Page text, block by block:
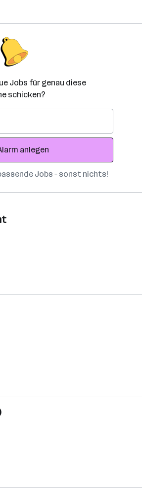
Jobs für genau diese
schicken?
anlegen
Jobs – sonst nichts!